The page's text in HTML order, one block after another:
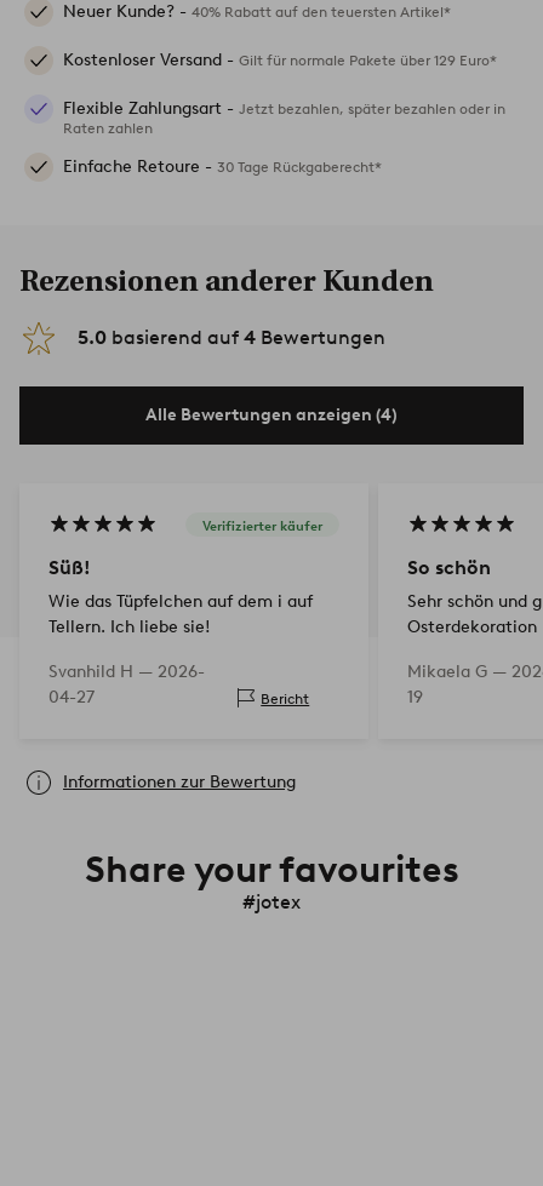
Neuer Kunde? - 40% Rabatt auf den teuersten Artikel*
Kostenloser Versand - Gilt für normale Pakete über 129 Euro*
Flexible Zahlungsart - Jetzt bezahlen, später bezahlen oder in
Raten zahlen
Einfache Retoure - 30 Tage Rückgaberecht*
Rezensionen anderer Kunden
5.0 basierend auf 4 Bewertungen
Alle Bewertungen anzeigen (4)
Verifizierter käufer
Süß!
Wie das Tüpfelchen auf dem i auf
Tellern. Ich liebe sie!
Svanhild H — 2026-
04-27
Bericht
So schön
Sehr schön und
Osterdekoration
Mikaela G —
19
Informationen zur Bewertung
Share your favourites
#jotex